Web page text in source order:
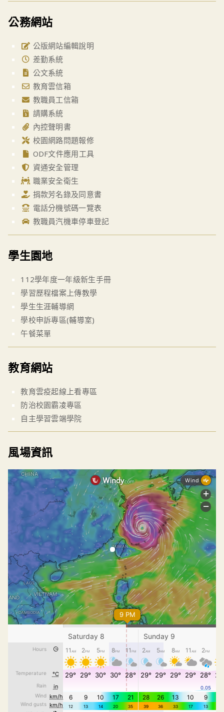
公務網站
公版網站編輯說明
差勤系統
公文系統
教育雲信箱
教職員工信箱
請購系統
內控聲明書
校園網路問題報修
ODF文件應用工具
資通安全管理
職業安全衛生
捐款芳名錄及同意書
電話分機號碼一覽表
教職員汽機車停車登記
學生園地
112學年度一年級新生手冊
學習歷程檔案上傳教學
學生生涯輔導網
學校申訴專區(輔導室)
午餐菜單
教育網站
教育雲疫起線上看專區
防治校園霸凌專區
自主學習雲端學院
風場資訊